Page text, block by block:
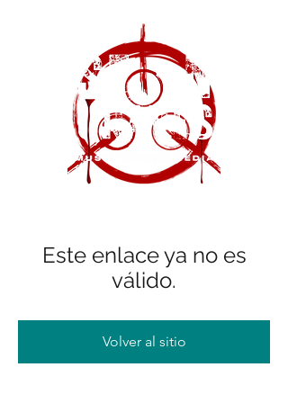
Este enlace ya no es
válido.
Volver al sitio